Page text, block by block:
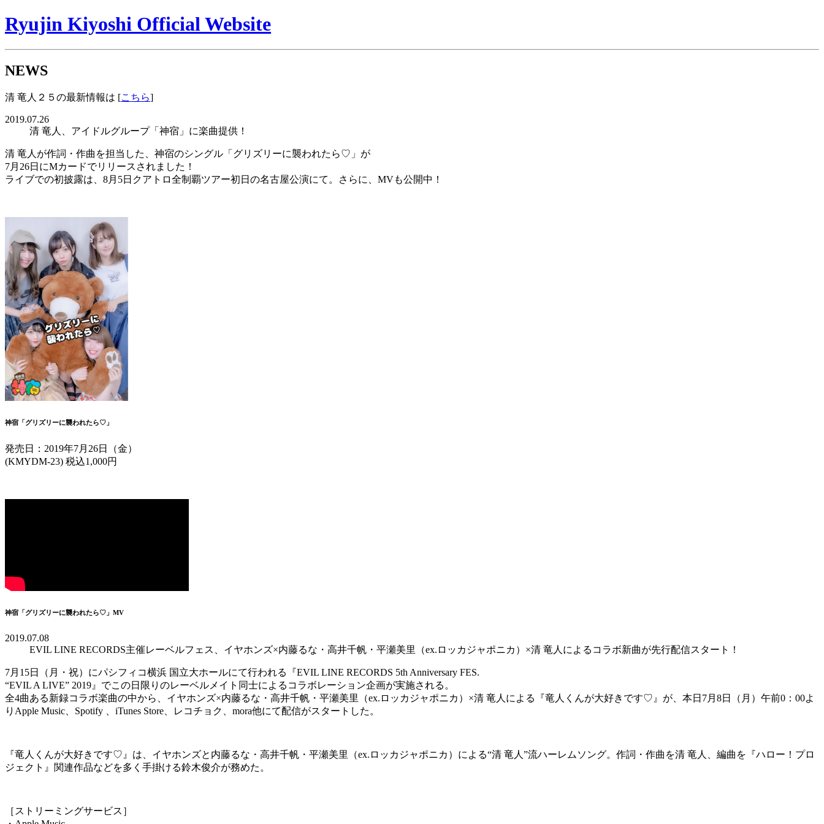
Ryujin Kiyoshi Official Website
NEWS
清 竜人２５の最新情報は [こちら]
2019.07.26
清 竜人、アイドルグループ「神宿」に楽曲提供！
清 竜人が作詞・作曲を担当した、神宿のシングル「グリズリーに襲われたら♡」が
7月26日にMカードでリリースされました！
ライブでの初披露は、8月5日クアトロ全制覇ツアー初日の名古屋公演にて。さらに、MVも公開中！
神宿「グリズリーに襲われたら♡」
発売日：2019年7月26日（金）
(KMYDM-23) 税込1,000円
神宿「グリズリーに襲われたら♡」MV
2019.07.08
EVIL LINE RECORDS主催レーベルフェス、イヤホンズ×内藤るな・高井千帆・平瀬美里（ex.ロッカジャポニカ）×清 竜人によるコラボ新曲が先行配信スタート！
7月15日（月・祝）にパシフィコ横浜 国立大ホールにて行われる『EVIL LINE RECORDS 5th Anniversary FES.
“EVIL A LIVE” 2019』でこの日限りのレーベルメイト同士によるコラボレーション企画が実施される。
全4曲ある新録コラボ楽曲の中から、イヤホンズ×内藤るな・高井千帆・平瀬美里（ex.ロッカジャポニカ）×清 竜人による『竜人くんが大好きです♡』が、本日7月8日（月）午前0：00よ
りApple Music、Spotify 、iTunes Store、レコチョク、mora他にて配信がスタートした。
『竜人くんが大好きです♡』は、イヤホンズと内藤るな・高井千帆・平瀬美里（ex.ロッカジャポニカ）による“清 竜人”流ハーレムソング。作詞・作曲を清 竜人、編曲を『ハロー！プロ
ジェクト』関連作品などを多く手掛ける鈴木俊介が務めた。
［ストリーミングサービス］